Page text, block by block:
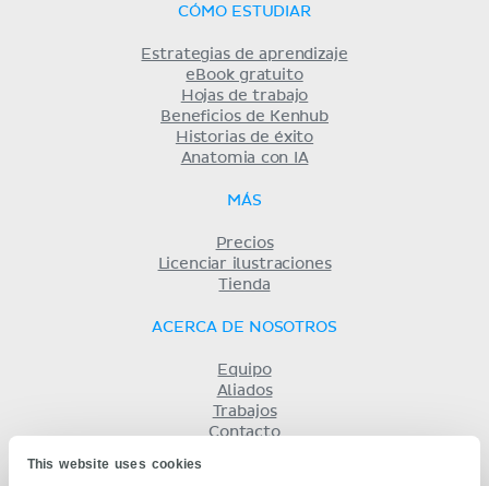
This website uses cookies
CÓMO ESTUDIAR
Estrategias de aprendizaje
eBook gratuito
Hojas de trabajo
Beneficios de Kenhub
Historias de éxito
Anatomia con IA
MÁS
Precios
Licenciar ilustraciones
Tienda
ACERCA DE NOSOTROS
Equipo
Aliados
Trabajos
Contacto
Términos y condiciones